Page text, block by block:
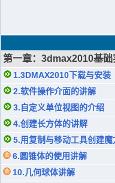
第一章：3dmax2010基
1.3DMAX2010下载与安装
2.软件操作介面的讲解
3.自定义单位视图的介绍
4.创建长方体的讲解
5.用复制与移动工具创建魔
6.圆锥体的使用讲解
10.几何球体讲解